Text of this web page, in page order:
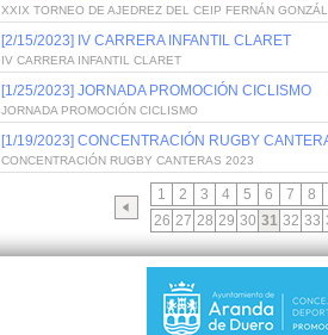
XXIX TORNEO DE AJEDREZ DEL CEIP FERNÁN
[2/15/2023] IV CARRERA INFANTIL CLARET
IV CARRERA INFANTIL CLARET
[1/25/2023] JORNADA PROMOCIÓN CICLISMO
JORNADA PROMOCIÓN CICLISMO
[1/19/2023] CONCENTRACIÓN RUGBY
CONCENTRACIÓN RUGBY CANTERAS 2023
1 2 3 4 5 6 7 8
26 27 28 29 30 31 32 33